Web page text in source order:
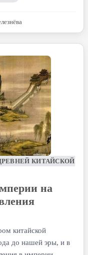
КИТАЙСКОЙ
на
китайской
до нашей эры, и в